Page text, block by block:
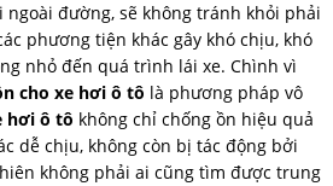
ngoài đường, sẽ không tránh khỏi phải
phương tiện khác gây khó chịu, khó
nhỏ đến quá trình lái xe. Chình vì
cho xe hơi ô tô là phương pháp vô
hơi ô tô không chỉ chống ồn hiệu quả
dễ chịu, không còn bị tác động bởi
không phải ai cũng tìm được trung